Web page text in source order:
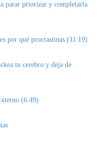
parar priorizar y completarla
por qué procrastinas (11:19)
tu cerebro y deja de
(6:49)